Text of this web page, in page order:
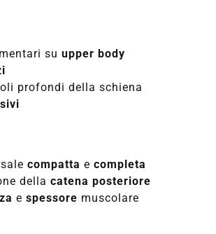
suupper body
profondi della schiena
compatta ecompleta
dellacatena posteriore
espessore muscolare